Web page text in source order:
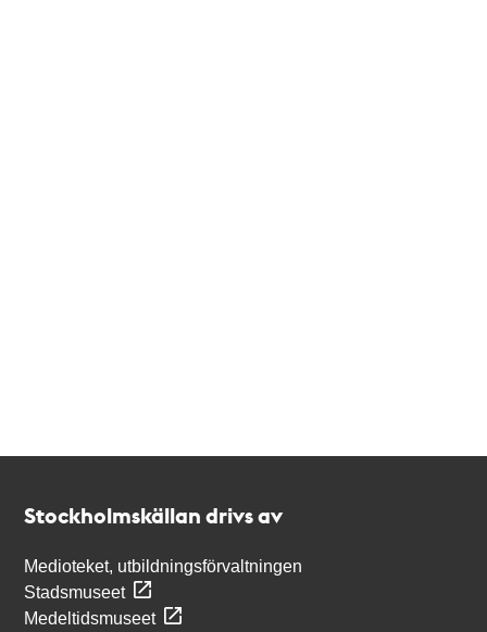
Stockholmskällan drivs av
Medioteket, utbildningsförvaltningen
Stadsmuseet
Medeltidsmuseet